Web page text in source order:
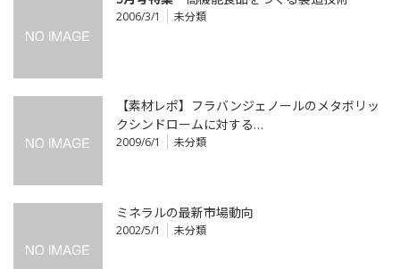
2006/3/1 未分類
【素材レポ】フラバンジェノールのメタボリッ
クシンドロームに対する…
2009/6/1 未分類
ミネラルの最新市場動向
2002/5/1 未分類